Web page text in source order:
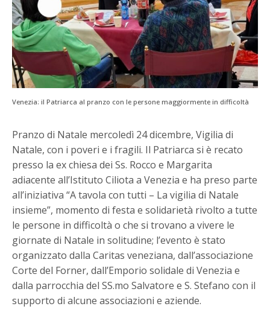
Venezia: il Patriarca al pranzo con le persone maggiormente in difficoltà
Pranzo di Natale mercoledì 24 dicembre, Vigilia di
Natale, con i poveri e i fragili. Il Patriarca si è recato
presso la ex chiesa dei Ss. Rocco e Margarita
adiacente all’Istituto Ciliota a Venezia e ha preso parte
all’iniziativa “A tavola con tutti – La vigilia di Natale
insieme”, momento di festa e solidarietà rivolto a tutte
le persone in difficoltà o che si trovano a vivere le
giornate di Natale in solitudine; l’evento è stato
organizzato dalla Caritas veneziana, dall’associazione
Corte del Forner, dall’Emporio solidale di Venezia e
dalla parrocchia del SS.mo Salvatore e S. Stefano con il
supporto di alcune associazioni e aziende.